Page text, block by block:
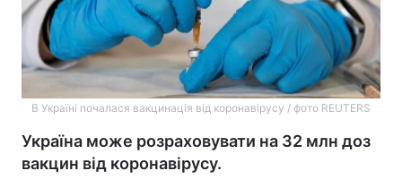
В Україні почалася вакцинація від коронавірусу / фото REUTERS
Україна може розраховувати на 32 млн доз
вакцин від коронавірусу.